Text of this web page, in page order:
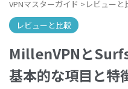
VPNマスターガイド > レビューと
レビューと比較
MillenVPNと
基本的な項目と特